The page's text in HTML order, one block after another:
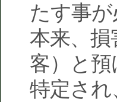
たす事
本来、
客）と
特定さ